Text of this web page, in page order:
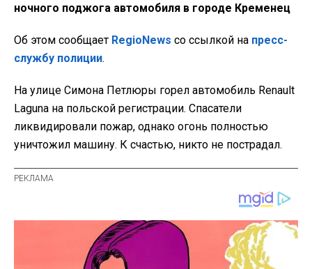
ночного поджога автомобиля в городе Кременец
Об этом сообщает RegioNews со ссылкой на пресс-
службу полиции.
На улице Симона Петлюры горел автомобиль Renault
Laguna на польской регистрации. Спасатели
ликвидировали пожар, однако огонь полностью
уничтожил машину. К счастью, никто не пострадал.